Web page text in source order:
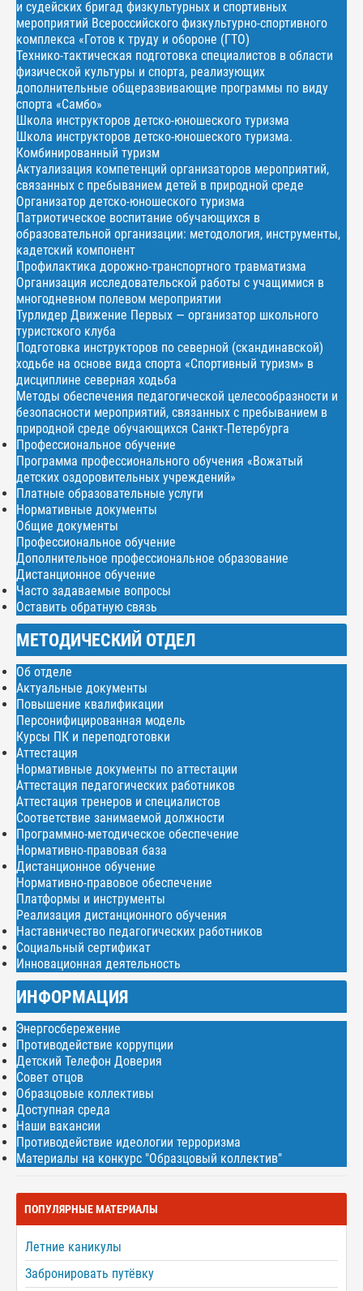
и судейских бригад физкультурных и спортивных
мероприятий Всероссийского физкультурно-спортивного
комплекса «Готов к труду и обороне (ГТО)
Технико-тактическая подготовка специалистов в области
физической культуры и спорта, реализующих
дополнительные общеразвивающие программы по виду
спорта «Самбо»
Школа инструкторов детско-юношеского туризма
Школа инструкторов детско-юношеского туризма.
Комбинированный туризм
Актуализация компетенций организаторов мероприятий,
связанных с пребыванием детей в природной среде
Организатор детско-юношеского туризма
Патриотическое воспитание обучающихся в
образовательной организации: методология, инструменты,
кадетский компонент
Профилактика дорожно-транспортного травматизма
Организация исследовательской работы с учащимися в
многодневном полевом мероприятии
Турлидер Движение Первых — организатор школьного
туристского клуба
Подготовка инструкторов по северной (скандинавской)
ходьбе на основе вида спорта «Спортивный туризм» в
дисциплине северная ходьба
Методы обеспечения педагогической целесообразности и
безопасности мероприятий, связанных с пребыванием в
природной среде обучающихся Санкт-Петербурга
Профессиональное обучение
Программа профессионального обучения «Вожатый
детских оздоровительных учреждений»
Платные образовательные услуги
Нормативные документы
Общие документы
Профессиональное обучение
Дополнительное профессиональное образование
Дистанционное обучение
Часто задаваемые вопросы
Оставить обратную связь
МЕТОДИЧЕСКИЙ ОТДЕЛ
Об отделе
Актуальные документы
Повышение квалификации
Персонифицированная модель
Курсы ПК и переподготовки
Аттестация
Нормативные документы по аттестации
Аттестация педагогических работников
Аттестация тренеров и специалистов
Соответствие занимаемой должности
Программно-методическое обеспечение
Нормативно-правовая база
Дистанционное обучение
Нормативно-правовое обеспечение
Платформы и инструменты
Реализация дистанционного обучения
Наставничество педагогических работников
Социальный сертификат
Инновационная деятельность
ИНФОРМАЦИЯ
Энергосбережение
Противодействие коррупции
Детский Телефон Доверия
Совет отцов
Образцовые коллективы
Доступная среда
Наши вакансии
Противодействие идеологии терроризма
Материалы на конкурс "Образцовый коллектив"
ПОПУЛЯРНЫЕ МАТЕРИАЛЫ
Летние каникулы
Забронировать путёвку